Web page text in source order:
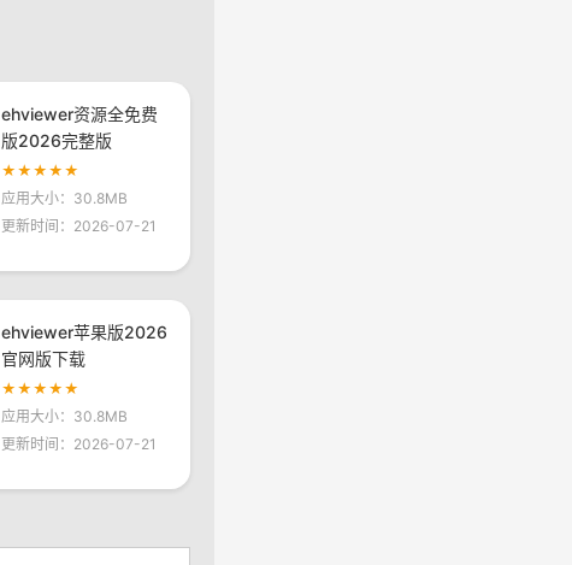
ehviewer资源全免费
版2026完整版
★★★★★
应用大小：30.8MB
更新时间：2026-07-21
ehviewer苹果版2026
官网版下载
★★★★★
应用大小：30.8MB
更新时间：2026-07-21